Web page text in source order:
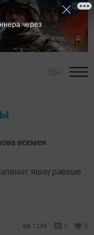
исемен
яшәү рәвеше
1298 0 0
через